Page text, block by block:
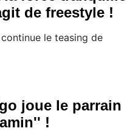
de freestyle !
le teasing de
joue le parrain
!